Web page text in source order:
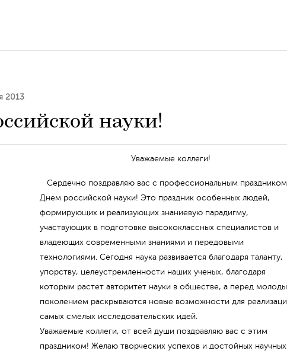
2013
науки!
Уважаемые коллеги!
Сердечно поздравляю вас с профессиональным
Днем российской науки! Это праздник особенных людей,
формирующих и реализующих знаниевую парадигму,
участвующих в подготовке высококлассных специалистов и
владеющих современными знаниями и передовыми
технологиями. Сегодня наука развивается благодаря таланту,
упорству, целеустремленности наших ученых, благодаря
которым растет авторитет науки в обществе, а перед
поколением раскрываются новые возможности для
самых смелых исследовательских идей.
Уважаемые коллеги, от всей души поздравляю вас с этим
праздником! Желаю творческих успехов и достойных научных